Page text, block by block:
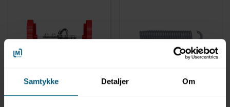
Samtykke Detaljer Om
13021011006
Wireconnector til
banetov | Malmsten
13021011010